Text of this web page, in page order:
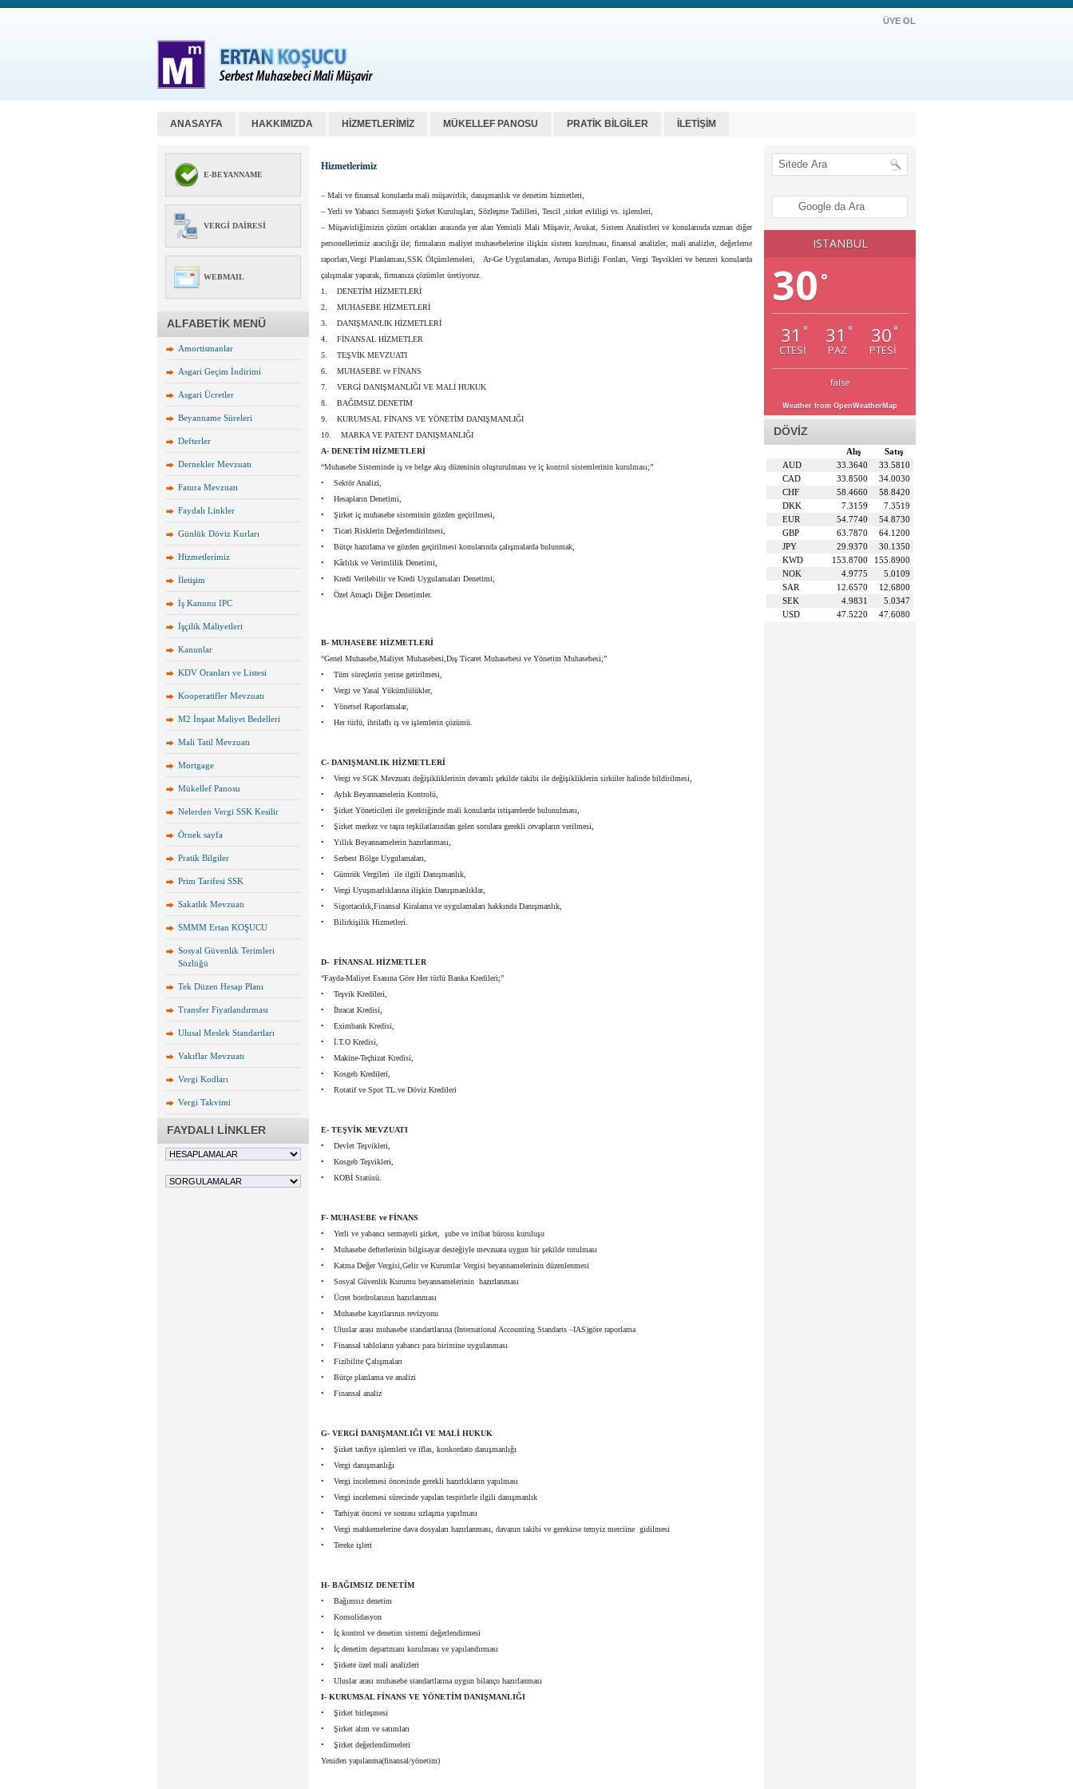
ÜYE OL
ANASAYFA HAKKIMIZDA HİZMETLERİMİZ MÜKELLEF PANOSU PRATİK BİLGİLER İLETİŞİM
E-BEYANNAME
VERGI DAIRESI
WEBMAIL
ALFABETİK MENÜ
Amortismanlar
Asgari Geçim İndirimi
Asgari Ücretler
Beyanname Süreleri
Defterler
Dernekler Mevzuatı
Fatura Mevzuatı
Faydalı Linkler
Günlük Döviz Kurları
Hizmetlerimiz
İletişim
İş Kanunu IPC
İşçilik Maliyetleri
Kanunlar
KDV Oranları ve Listesi
Kooperatifler Mevzuatı
M2 İnşaat Maliyet Bedelleri
Mali Tatil Mevzuatı
Mortgage
Mükellef Panosu
Nelerden Vergi SSK Kesilir
Örnek sayfa
Pratik Bilgiler
Prim Tarifesi SSK
Sakatlık Mevzuatı
SMMM Ertan KOŞUCU
Sosyal Güvenlik Terimleri
Sözlüğü
Tek Düzen Hesap Planı
Transfer Fiyatlandırması
Ulusal Meslek Standartları
Vakıflar Mevzuatı
Vergi Kodları
Vergi Takvimi
FAYDALI LİNKLER
Hizmetlerimiz
– Mali ve finansal konularda mali müşavirlik, danışmanlık ve denetim hizmetleri,
– Yerli ve Yabancı Sermayeli Şirket Kuruluşları, Sözleşme Tadilleri, Tescil ,sirket evliligi vs. işlemleri,
– Müşavirliğimizin çözüm ortakları arasında yer alan Yeminli Mali Müşavir, Avukat, Sistem Analistleri ve konularında uzman diğer
personellerimiz aracılığı ile; firmaların maliyet muhasebelerine ilişkin sistem kurulması, finansal analizler, mali analizler, değerleme
raporları,Vergi Planlaması,SSK Ölçümlemeleri, Ar-Ge Uygulamaları, Avrupa Birliği Fonları, Vergi Teşvikleri ve benzeri konularda
çalışmalar yaparak, firmanıza çözümler üretiyoruz.
1. DENETİM HİZMETLERİ
2. MUHASEBE HİZMETLERİ
3. DANIŞMANLIK HİZMETLERİ
4. FİNANSAL HİZMETLER
5. TEŞVİK MEVZUATI
6. MUHASEBE ve FİNANS
7. VERGİ DANIŞMANLIĞI VE MALİ HUKUK
8. BAĞIMSIZ DENETİM
9. KURUMSAL FİNANS VE YÖNETİM DANIŞMANLIĞI
10. MARKA VE PATENT DANIŞMANLIĞI
A- DENETİM HİZMETLERİ
“Muhasebe Sisteminde iş ve belge akış düzeninin oluşturulması ve iç kontrol sistemlerinin kurulması;”
• Sektör Analizi,
• Hesapların Denetimi,
• Şirket iç muhasebe sisteminin gözden geçirilmesi,
• Ticari Risklerin Değerlendirilmesi,
• Bütçe hazırlama ve gözden geçirilmesi konularında çalışmalarda bulunmak,
• Kârlılık ve Verimlilik Denetimi,
• Kredi Verilebilir ve Kredi Uygulamaları Denetimi,
• Özel Amaçlı Diğer Denetimler.
B- MUHASEBE HİZMETLERİ
“Genel Muhasebe,Maliyet Muhasebesi,Dış Ticaret Muhasebesi ve Yönetim Muhasebesi;”
• Tüm süreçlerin yerine getirilmesi,
• Vergi ve Yasal Yükümlülükler,
• Yönetsel Raporlamalar,
• Her türlü, ihtilaflı iş ve işlemlerin çözümü.
C- DANIŞMANLIK HİZMETLERİ
• Vergi ve SGK Mevzuatı değişikliklerinin devamlı şekilde takibi ile değişikliklerin sirküler halinde bildirilmesi,
• Aylık Beyannamelerin Kontrolü,
• Şirket Yöneticileri ile gerektiğinde mali konularda istişarelerde bulunulması,
• Şirket merkez ve taşra teşkilatlarından gelen sorulara gerekli cevapların verilmesi,
• Yıllık Beyannamelerin hazırlanması,
• Serbest Bölge Uygulamaları,
• Gümrük Vergileri ile ilgili Danışmanlık,
• Vergi Uyuşmazlıklarına ilişkin Danışmanlıklar,
• Sigortacılık,Finansal Kiralama ve uygulamaları hakkında Danışmanlık,
• Bilirkişilik Hizmetleri.
D- FİNANSAL HİZMETLER
“Fayda-Maliyet Esasına Göre Her türlü Banka Kredileri;”
• Teşvik Kredileri,
• İhracat Kredisi,
• Eximbank Kredisi,
• İ.T.O Kredisi,
• Makine-Teçhizat Kredisi,
• Kosgeb Kredileri,
• Rotatif ve Spot TL.ve Döviz Kredileri
E- TEŞVİK MEVZUATI
• Devlet Teşvikleri,
• Kosgeb Teşvikleri,
• KOBİ Statüsü.
F- MUHASEBE ve FİNANS
• Yerli ve yabancı sermayeli şirket, şube ve irtibat bürosu kuruluşu
• Muhasebe defterlerinin bilgisayar desteğiyle mevzuata uygun bir şekilde tutulması
• Katma Değer Vergisi,Gelir ve Kurumlar Vergisi beyannamelerinin düzenlenmesi
• Sosyal Güvenlik Kurumu beyannamelerinin hazırlanması
• Ücret bordrolarının hazırlanması
• Muhasebe kayıtlarının revizyonu
• Uluslar arası muhasebe standartlarına (International Accounting Standarts –IAS)göre raporlama
• Finansal tabloların yabancı para birimine uygulanması
• Fizibilite Çalışmaları
• Bütçe planlama ve analizi
• Finansal analiz
G- VERGİ DANIŞMANLIĞI VE MALİ HUKUK
• Şirket tasfiye işlemleri ve iflas, konkordato danışmanlığı
• Vergi danışmanlığı
• Vergi incelemesi öncesinde gerekli hazırlıkların yapılması
• Vergi incelemesi sürecinde yapılan tespitlerle ilgili danışmanlık
• Tarhiyat öncesi ve sonrası uzlaşma yapılması
• Vergi mahkemelerine dava dosyaları hazırlanması, davanın takibi ve gerekirse temyiz merciine gidilmesi
• Tereke işleri
H- BAĞIMSIZ DENETİM
• Bağımsız denetim
• Konsolidasyon
• İç kontrol ve denetim sistemi değerlendirmesi
• İç denetim departmanı kurulması ve yapılandırması
• Şirkete özel mali analizleri
• Uluslar arası muhasebe standartlarına uygun bilanço hazırlanması
I- KURUMSAL FİNANS VE YÖNETİM DANIŞMANLIĞI
• Şirket birleşmesi
• Şirket alım ve satımları
• Şirket değerlendirmeleri
Yeniden yapılanma(finansal/yönetim)
ISTANBUL
30 °
31 °
CTESI
31 °
PAZ
30 °
PTESI
false
Weather from OpenWeatherMap
DÖVİZ
Satış
Alış
AUD
33.5810
33.3640
CAD
34.0030
33.8500
CHF
58.8420
58.4660
DKK
7.3519
7.3159
EUR
54.8730
54.7740
GBP
64.1200
63.7870
JPY
30.1350
29.9370
KWD
155.8900
153.8700
NOK
5.0109
4.9775
SAR
12.6800
12.6570
SEK
5.0347
4.9831
USD
47.6080
47.5220